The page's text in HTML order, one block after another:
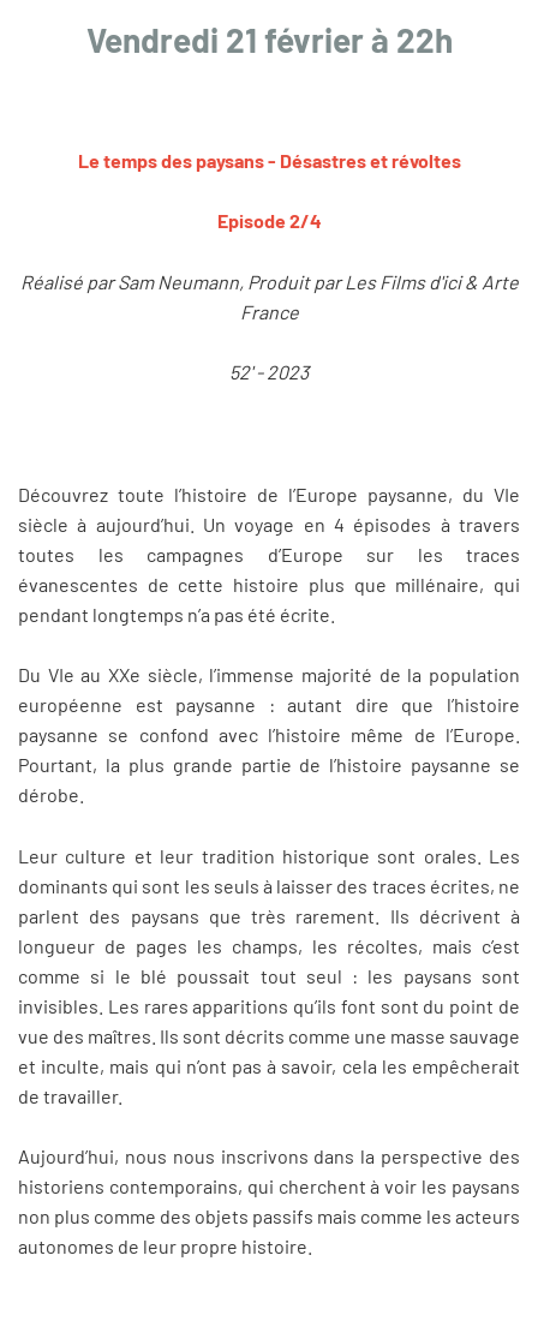
Vendredi 21 février à 22h
Le temps des paysans - Désastres et révoltes
Episode 2/4
Réalisé par Sam Neumann, Produit par Les Films d'ici & Arte
France
52' - 2023
Découvrez toute l’histoire de l’Europe paysanne, du VIe
siècle à aujourd’hui. Un voyage en 4 épisodes à travers
toutes les campagnes d’Europe sur les traces
évanescentes de cette histoire plus que millénaire, qui
pendant longtemps n’a pas été écrite.
Du VIe au XXe siècle, l’immense majorité de la population
européenne est paysanne : autant dire que l’histoire
paysanne se confond avec l’histoire même de l’Europe.
Pourtant, la plus grande partie de l’histoire paysanne se
dérobe.
Leur culture et leur tradition historique sont orales. Les
dominants qui sont les seuls à laisser des traces écrites, ne
parlent des paysans que très rarement. Ils décrivent à
longueur de pages les champs, les récoltes, mais c’est
comme si le blé poussait tout seul : les paysans sont
invisibles. Les rares apparitions qu’ils font sont du point de
vue des maîtres. Ils sont décrits comme une masse sauvage
et inculte, mais qui n’ont pas à savoir, cela les empêcherait
de travailler.
Aujourd’hui, nous nous inscrivons dans la perspective des
historiens contemporains, qui cherchent à voir les paysans
non plus comme des objets passifs mais comme les acteurs
autonomes de leur propre histoire.